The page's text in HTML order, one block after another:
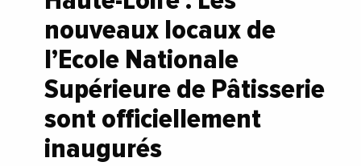
nouveaux locaux de
l’Ecole Nationale
Supérieure de Pâtisserie
sont officiellement
inaugurés